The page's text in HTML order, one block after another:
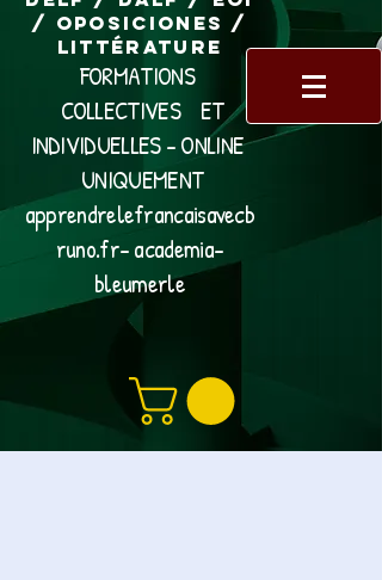
/ Oposiciones /
Littérature
FORMATIONS
COLLECTIVES ET
INDIVIDUELLES - ONLINE
UNIQUEMENT
apprendrelefrancaisavecb
runo.fr- academia-
bleumerle